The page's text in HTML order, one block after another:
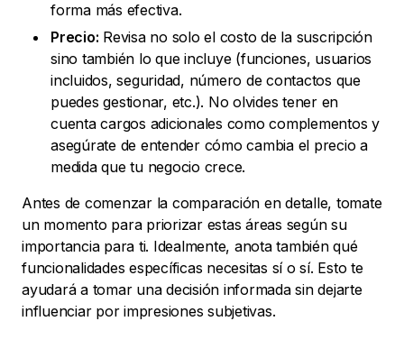
forma más efectiva.
Precio: Revisa no solo el costo de la suscripción
sino también lo que incluye (funciones, usuarios
incluidos, seguridad, número de contactos que
puedes gestionar, etc.). No olvides tener en
cuenta cargos adicionales como complementos y
asegúrate de entender cómo cambia el precio a
medida que tu negocio crece.
Antes de comenzar la comparación en detalle, tomate
un momento para priorizar estas áreas según su
importancia para ti. Idealmente, anota también qué
funcionalidades específicas necesitas sí o sí. Esto te
ayudará a tomar una decisión informada sin dejarte
influenciar por impresiones subjetivas.